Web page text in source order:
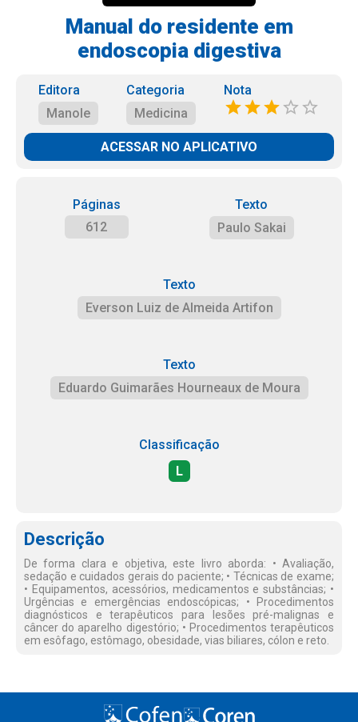
Manual do residente em
endoscopia digestiva
Editora
Manole
Categoria
Medicina
Nota
ACESSAR NO APLICATIVO
Páginas
612
Texto
Paulo Sakai
Texto
Everson Luiz de Almeida Artifon
Texto
Eduardo Guimarães Hourneaux de Moura
Classificação
L
Descrição
De forma clara e objetiva, este livro aborda: • Avaliação,
sedação e cuidados gerais do paciente; • Técnicas de exame;
• Equipamentos, acessórios, medicamentos e substâncias; •
Urgências e emergências endoscópicas; • Procedimentos
diagnósticos e terapêuticos para lesões pré-malignas e
câncer do aparelho digestório; • Procedimentos terapêuticos
em esôfago, estômago, obesidade, vias biliares, cólon e reto.